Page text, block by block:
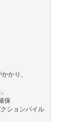
かり、
保
ションパイル